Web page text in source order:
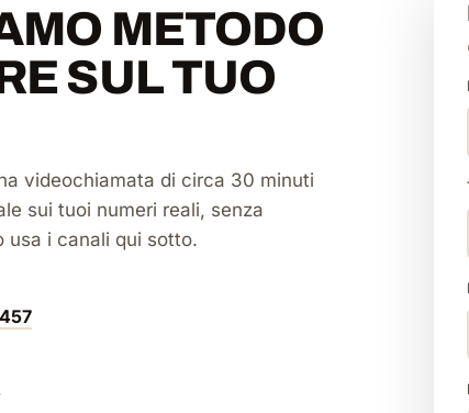
METODO
SUL TUO
videochiamata di circa 30 minuti
sui tuoi numeri reali, senza
usa i canali qui sotto.